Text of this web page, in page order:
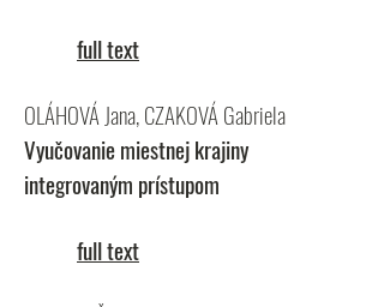
full text
OLÁHOVÁ Jana, CZAKOVÁ Gabriela
Vyučovanie miestnej krajiny
integrovaným prístupom
full text